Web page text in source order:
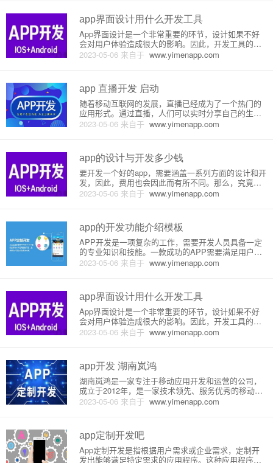
程序的功能。测试费
app界面设计用什么开发工具
2023-05-06 来自于 www.yimenapp.com
App界面设计是一个非常重要的环节，设计如果不好
会对用户体验造成很大的影响。因此，开发工具的选
择是至关重要的。本文将介绍一些常用的设计工具以
及它们的优缺点，并分析如何选择适合自己的工具。
设计工具
app 直播开发 启动
2023-05-06 来自于 www.yimenapp.com
随着移动互联网的发展，直播已经成为了一个热门的
应用形式。通过直播，人们可以实时分享自己的生
活、教授知识、进行互动交流等等。而在直播开发
中，app 直播已经成为了主流。app 直播启动流程一
备好直播所需要的资
app的设计与开发多少钱
2023-05-06 来自于 www.yimenapp.com
要开发一个好的app，需要涵盖一系列方面的设计和开
发，因此，费用也会因此而有所不同。那么，究竟需
要多少钱，来开发一个app呢？首先，设备兼容性测试
是非常重要的一个环节，因为手机和平板电脑有不同
程序的功能。测试费
app的开发功能介绍模板
2023-05-06 来自于 www.yimenapp.com
APP开发是一项复杂的工作，需要开发人员具备一定
的专业知识和技能。一款成功的APP需要满足用户的
需求，拥有良好的界面设计和稳定的性能。本文将从
开发功能介绍模板的角度，介绍APP开发中的一些重
重要功能之一。用
app界面设计用什么开发工具
2023-05-06 来自于 www.yimenapp.com
App界面设计是一个非常重要的环节，设计如果不好
会对用户体验造成很大的影响。因此，开发工具的选
择是至关重要的。本文将介绍一些常用的设计工具以
及它们的优缺点，并分析如何选择适合自己的工具。
设计工具
app开发 湖南岚鸿
2023-05-06 来自于 www.yimenapp.com
湖南岚鸿是一家专注于移动应用开发和运营的公司，
成立于2012年，是一家技术领先、服务优秀的移动互
联网公司。app开发是该公司的核心业务之一，主要涵
盖了移动应用的设计、开发、测试、上线和运营等方
详细介绍。一、
app定制开发吧
App定制开发是指根据用户需求或企业需求，定制开
发出能够满足特定需求的应用程序。这种应用程序可